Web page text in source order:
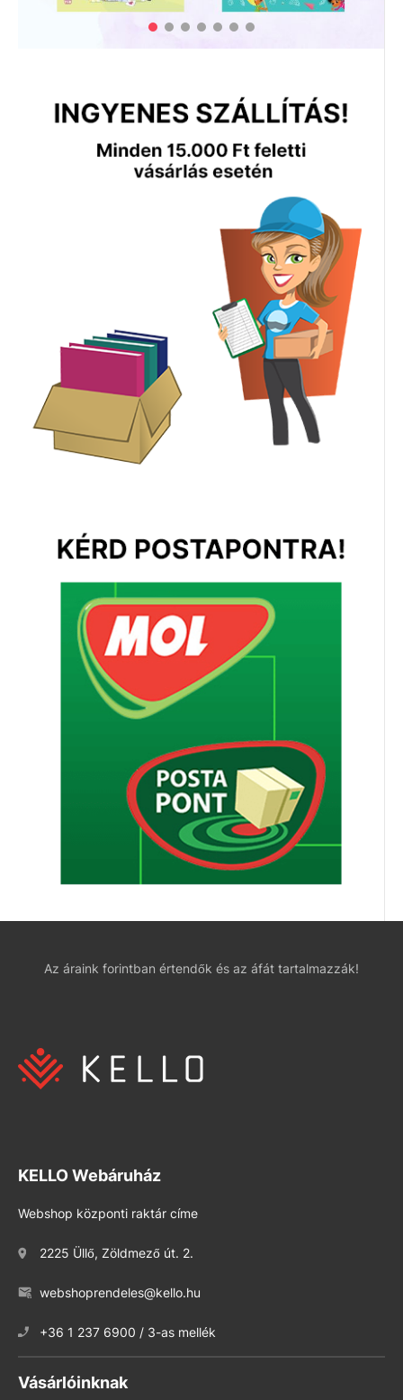
Az áraink forintban értendők és az áfát tartalmazzák!
KELLO Webáruház
Webshop központi raktár címe
2225 Üllő, Zöldmező út. 2.
webshoprendeles@kello.hu
+36 1 237 6900 / 3-as mellék
Vásárlóinknak